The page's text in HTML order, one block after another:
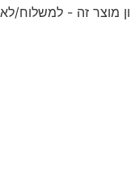
מוצר זה - למשלוח/